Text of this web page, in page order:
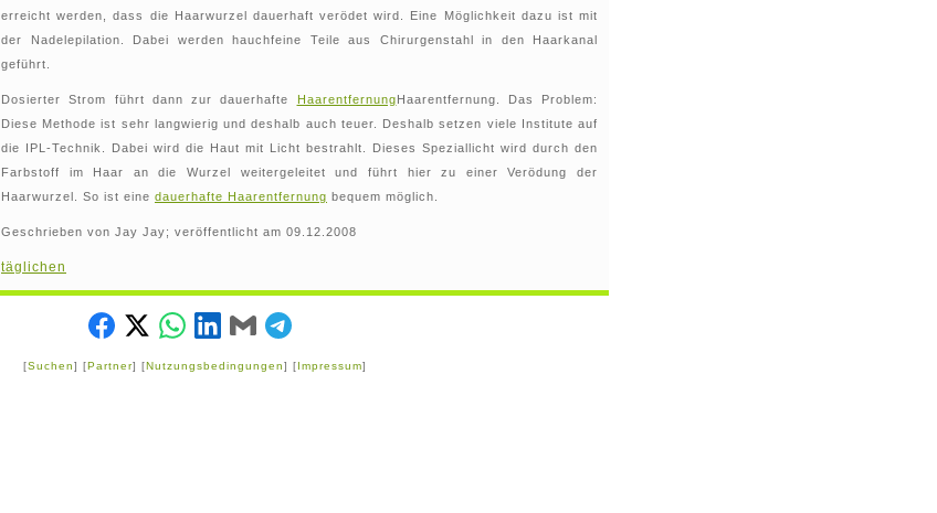
erreicht werden, dass die Haarwurzel dauerhaft verödet wird. Eine Möglichkeit dazu ist mit
der Nadelepilation. Dabei werden hauchfeine Teile aus Chirurgenstahl in den Haarkanal
geführt.
Dosierter Strom führt dann zur dauerhafte HaarentfernungHaarentfernung. Das Problem:
Diese Methode ist sehr langwierig und deshalb auch teuer. Deshalb setzen viele Institute auf
die IPL-Technik. Dabei wird die Haut mit Licht bestrahlt. Dieses Speziallicht wird durch den
Farbstoff im Haar an die Wurzel weitergeleitet und führt hier zu einer Verödung der
Haarwurzel. So ist eine dauerhafte Haarentfernung bequem möglich.
Geschrieben von Jay Jay; veröffentlicht am 09.12.2008
täglichen
[Suchen] [Partner] [Nutzungsbedingungen] [Impressum]